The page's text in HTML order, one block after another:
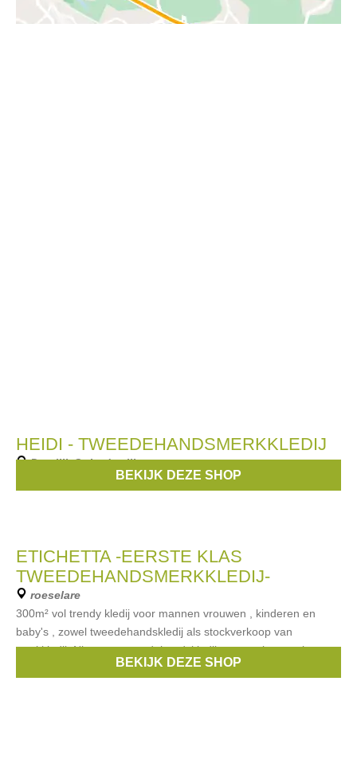
HEIDI - TWEEDEHANDSMERKKLEDIJ
Deerlijk St-Lodewijk
Aan- en verkoop van merkkledij voor dames, heren en kinderen.
BEKIJK DEZE SHOP
ETICHETTA -EERSTE KLAS
TWEEDEHANDSMERKKLEDIJ-
roeselare
300m² vol trendy kledij voor mannen vrouwen , kinderen en
baby's , zowel tweedehandskledij als stockverkoop van
merkkledij. Nieuw en tweedehandskledij met merken zoals
Chanel , Rykiel , D&G , k maddens
BEKIJK DEZE SHOP